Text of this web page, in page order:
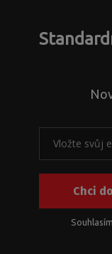
řešení
problematikou
našim
produktům
nebo
kombinací.
Chci